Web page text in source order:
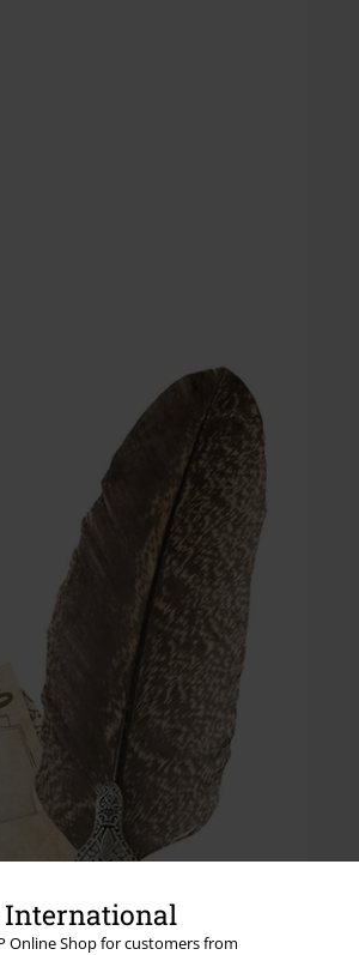
International
Online Shop for customers from